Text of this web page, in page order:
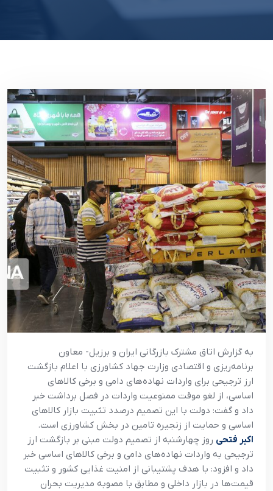
به گزارش اتاق مشترک بازرگانی ایران و برزیل- معاون
برنامه‌ریزی و اقتصادی وزارت جهاد کشاورزی با اعلام بازگشت
ارز ترجیحی برای واردات نهاده‌های دامی و برخی کالاهای
اساسی، از لغو موقت ممنوعیت واردات در فصل برداشت خبر
داد و گفت: دولت با این تصمیم درصدد تثبیت بازار کالاهای
اساسی و حمایت از زنجیره تامین در بخش کشاورزی است.
اکبر فتحی روز چهارشنبه از تصمیم دولت مبنی بر بازگشت ارز
ترجیحی به واردات نهاده‌های دامی و برخی کالاهای اساسی خبر
داد و افزود: با هدف پشتیبانی از امنیت غذایی کشور و تثبیت
قیمت‌ها در بازار داخلی و مطابق با مصوبه مدیریت بحران